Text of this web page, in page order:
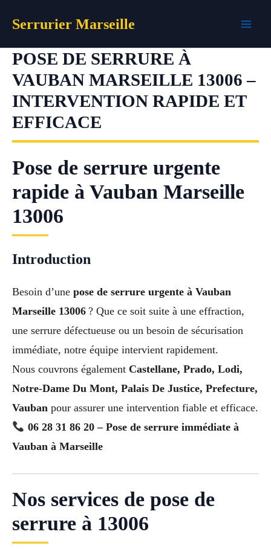
Serrurier Marseille
POSE DE SERRURE À
VAUBAN MARSEILLE 13006 –
INTERVENTION RAPIDE ET
EFFICACE
Pose de serrure urgente
rapide à Vauban Marseille
13006
Introduction
Besoin d’une pose de serrure urgente à Vauban
Marseille 13006 ? Que ce soit suite à une effraction,
une serrure défectueuse ou un besoin de sécurisation
immédiate, notre équipe intervient rapidement.
Nous couvrons également Castellane, Prado, Lodi,
Notre-Dame Du Mont, Palais De Justice, Prefecture,
Vauban pour assurer une intervention fiable et efficace.
06 28 31 86 20 – Pose de serrure immédiate à
Vauban à Marseille
Nos services de pose de
serrure à 13006